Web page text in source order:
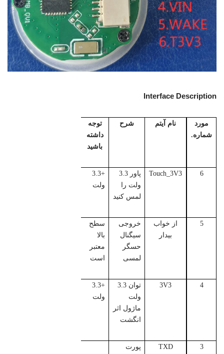
Interface Description
مورد
شماره.
نام آیتم شرح
توجه
داشته
باشید
6
Touch_3V3
پاور 3.3
ولت را
لمس کنید
+3.3
ولت
5
از خواب
بیدار
خروجی
سیگنال
حسگر
لمسی
سطح
بالا
معتبر
است
4
3V3
توان 3.3
ولت
ماژول اثر
انگشت
+3.3
ولت
3
TXD
پورت